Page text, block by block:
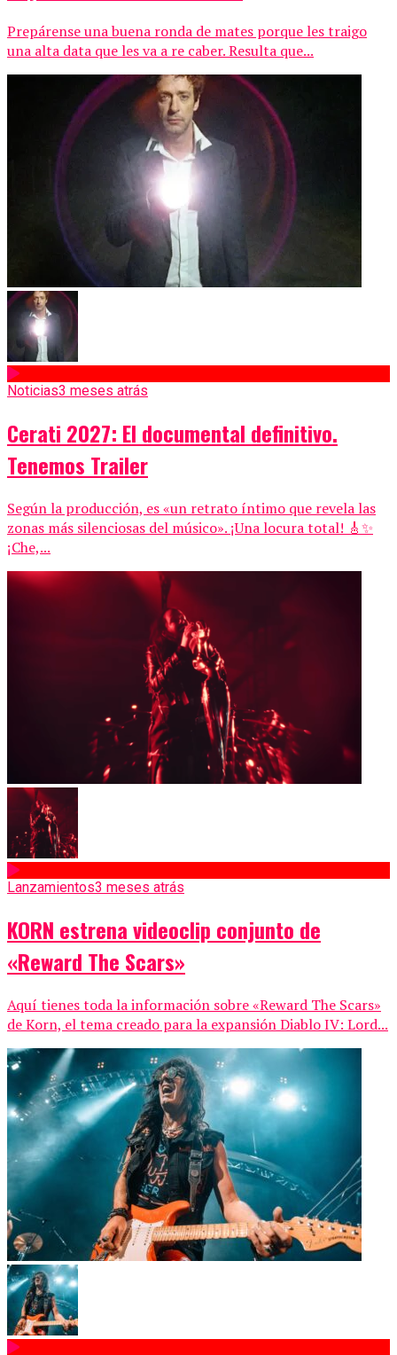
Prepárense una buena ronda de mates porque les traigo
una alta data que les va a re caber. Resulta que...
Noticias3 meses atrás
Cerati 2027: El documental definitivo.
Tenemos Trailer
Según la producción, es «un retrato íntimo que revela las
zonas más silenciosas del músico». ¡Una locura total! 🎸✨
¡Che,...
Lanzamientos3 meses atrás
KORN estrena videoclip conjunto de
«Reward The Scars»
Aquí tienes toda la información sobre «Reward The Scars»
de Korn, el tema creado para la expansión Diablo IV: Lord...